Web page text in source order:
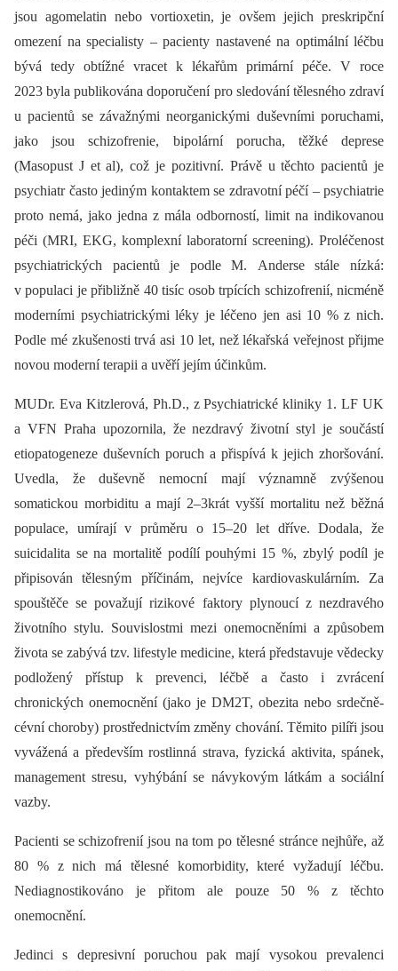
jsou agomelatin nebo vortioxetin, je ovšem jejich preskripční
omezení na specialisty –⁠ pacienty nastavené na optimální léčbu
bývá tedy obtížné vracet k lékařům primární péče. V roce
2023 byla publikována doporučení pro sledování tělesného zdraví
u pacientů se závažnými neorganickými duševními poruchami,
jako jsou schizofrenie, bipolární porucha, těžké deprese
(Masopust J et al), což je pozitivní. Právě u těchto pacientů je
psychiatr často jediným kontaktem se zdravotní péčí –⁠ psychiatrie
proto nemá, jako jedna z mála odborností, limit na indikovanou
péči (MRI, EKG, komplexní laboratorní screening). Proléčenost
psychiatrických pacientů je podle M. Anderse stále nízká:
v populaci je přibližně 40 tisíc osob trpících schizofrenií, nicméně
moderními psychiatrickými léky je léčeno jen asi 10 % z nich.
Podle mé zkušenosti trvá asi 10 let, než lékařská veřejnost přijme
novou moderní terapii a uvěří jejím účinkům.
MUDr. Eva Kitzlerová, Ph.D., z Psychiatrické kliniky 1. LF UK
a VFN Praha upozornila, že nezdravý životní styl je součástí
etiopatogeneze duševních poruch a přispívá k jejich zhoršování.
Uvedla, že duševně nemocní mají významně zvýšenou
somatickou morbiditu a mají 2–3krát vyšší mortalitu než běžná
populace, umírají v průměru o 15–20 let dříve. Dodala, že
suicidalita se na mortalitě podílí pouhými 15 %, zbylý podíl je
připisován tělesným příčinám, nejvíce kardiovaskulárním. Za
spouštěče se považují rizikové faktory plynoucí z nezdravého
životního stylu. Souvislostmi mezi onemocněními a způsobem
života se zabývá tzv. lifestyle medicine, která představuje vědecky
podložený přístup k prevenci, léčbě a často i zvrácení
chronických onemocnění (jako je DM2T, obezita nebo srdečně-
cévní choroby) prostřednictvím změny chování. Těmito pilíři jsou
vyvážená a především rostlinná strava, fyzická aktivita, spánek,
management stresu, vyhýbání se návykovým látkám a sociální
vazby.
Pacienti se schizofrenií jsou na tom po tělesné stránce nejhůře, až
80 % z nich má tělesné komorbidity, které vyžadují léčbu.
Nediagnostikováno je přitom ale pouze 50 % z těchto
onemocnění.
Jedinci s depresivní poruchou pak mají vysokou prevalenci